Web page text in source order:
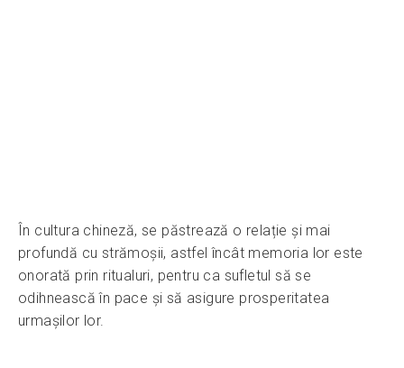
În cultura chineză, se păstrează o relație și mai
profundă cu strămoșii, astfel încât memoria lor este
onorată prin ritualuri, pentru ca sufletul să se
odihnească în pace și să asigure prosperitatea
urmașilor lor.